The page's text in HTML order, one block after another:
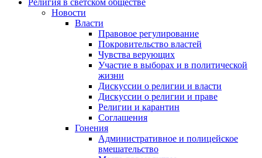
Религия в светском обществе
Новости
Власти
Правовое регулирование
Покровительство властей
Чувства верующих
Участие в выборах и в политической
жизни
Дискуссии о религии и власти
Дискуссии о религии и праве
Религии и карантин
Соглашения
Гонения
Административное и полицейское
вмешательство